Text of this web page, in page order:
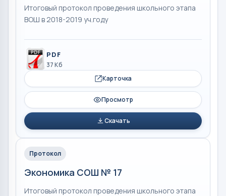
Итоговый протокол проведения школьного этапа
ВОШ в 2018-2019 уч.году
PDF
37 Кб
Карточка
Просмотр
Скачать
Протокол
Экономика СОШ № 17
Итоговый протокол проведения школьного этапа